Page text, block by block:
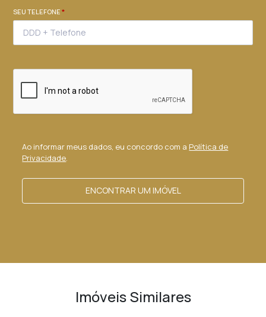
SEU TELEFONE*
Ao informar meus dados, eu concordo com a Política de
Privacidade.
ENCONTRAR UM IMÓVEL
Imóveis Similares